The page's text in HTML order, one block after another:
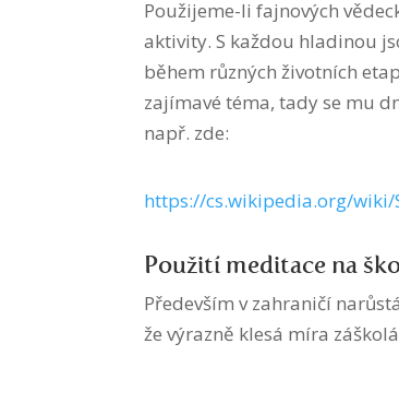
Použijeme-li fajnových
aktivity. S každou hladinou
během různých životních
zajímavé téma, tady se mu
např. zde:
https://cs.wikipedia.org/wiki/
Použití meditace na
Především v zahraničí
že výrazně klesá míra